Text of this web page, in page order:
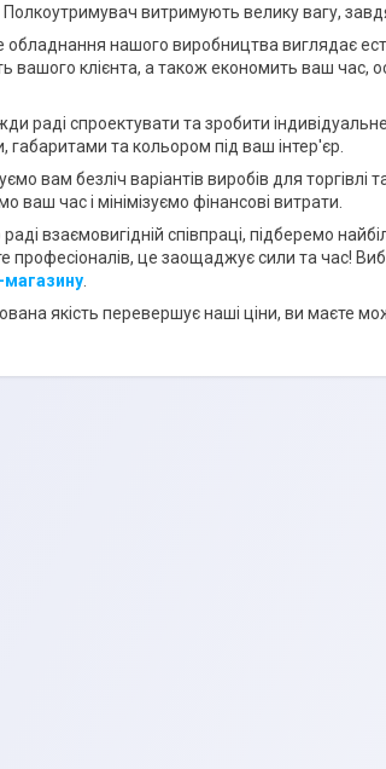
витримують велику вагу,
нашого виробництва виглядає
вашого клієнта, а також економить ваш час,
раді спроектувати та зробити
габаритами та кольором під ваш інтер'єр.
вам безліч варіантів виробів для торгівлі
ваш час і мінімізуємо фінансові витрати.
взаємовигідній співпраці, підберемо
професіоналів, це заощаджує сили та час!
магазину
якість перевершує наші ціни, ви маєте